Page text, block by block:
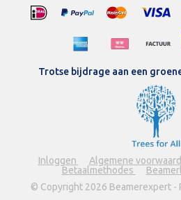
Trotse bijdrage aan een
Inloggen Algemene
Betaalmethodes
© Copyright 2026 Beamerexpert -